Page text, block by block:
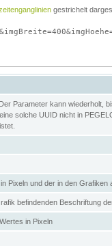
gestrichelt
Parameter kann wiederholt,
solche UUID nicht in
Pixeln und der in den Grafiken
befindenden Beschriftung
in Pixeln